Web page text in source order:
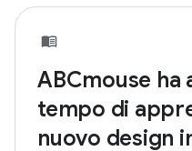
ABCmouse ha
tempo di
nuovo design